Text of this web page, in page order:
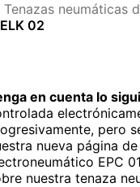
Tenazas neumáticas
02
en cuenta lo
pero
nueva página
EPC
nuestra tenaza